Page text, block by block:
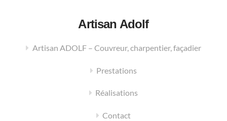
Artisan Adolf
Artisan ADOLF – Couvreur, charpentier, façadier
Prestations
Réalisations
Contact